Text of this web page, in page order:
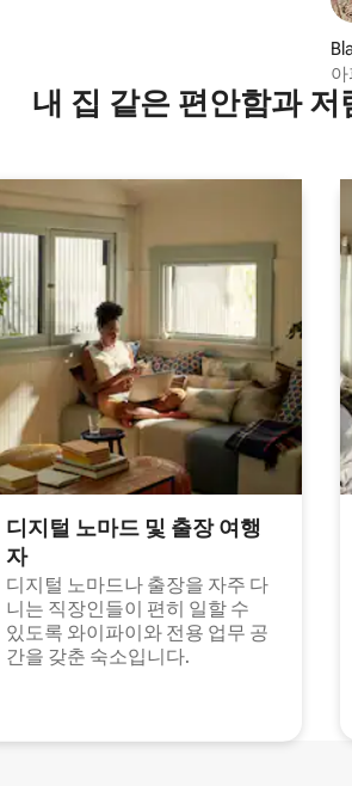
내 집 같은 편안함과
디지털 노마드 및 출장 여행
자
디지털 노마드나 출장을 자주 다
니는 직장인들이 편히 일할 수
있도록 와이파이와 전용 업무 공
간을 갖춘 숙소입니다.